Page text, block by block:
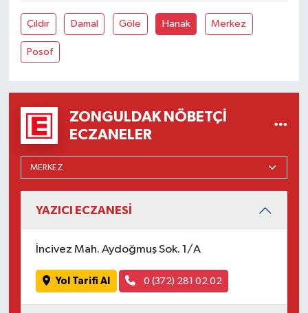
Çıldır Damal Göle Hanak Merkez
Posof
ZONGULDAK NÖBETÇI
ECZANELER
YAZICI ECZANESİ
İncivez Mah. Aydoğmuş Sok. 1/A
Yol Tarifi Al 0 (372) 281 02 02